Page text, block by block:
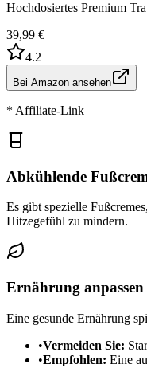
Hochdosiertes Premium
39,99 €
4.2
Bei Amazon ansehen
* Affiliate-Link
Abkühlende
Es gibt spezielle
Hitzegefühl zu mindern.
Ernährung anpassen
Eine gesunde Ernährung
•Vermeiden Sie:
•Empfohlen: Eine